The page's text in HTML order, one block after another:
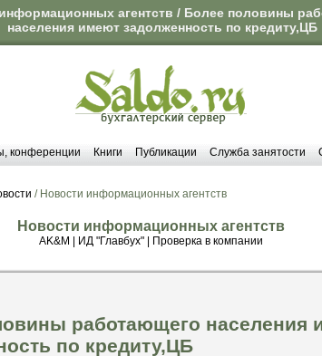
агентств / Более половины
населения имеют задолженность по кредиту,ЦБ
конференции Книги Публикации Служба занятости
/ Новости информационных агентств
Новости информационных агентств
AK&M ИД "Главбух"| Проверка в компании
работающего населения
по кредиту,ЦБ